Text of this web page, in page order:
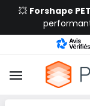
💥 Forshape